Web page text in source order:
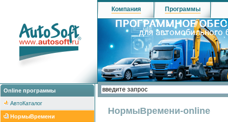
Online программы
АвтоКаталог
НормыВремени
Компания Программы
НормыВремени-online